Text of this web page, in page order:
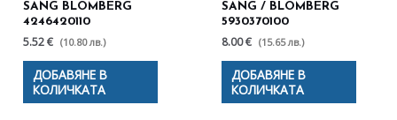
SANG BLOMBERG
4246420110
5.52 € (10.80 лв.)
ДОБАВЯНЕ В
КОЛИЧКАТА
SANG / BLOMBERG
5930370100
8.00 € (15.65 лв.)
ДОБАВЯНЕ В
КОЛИЧКАТА